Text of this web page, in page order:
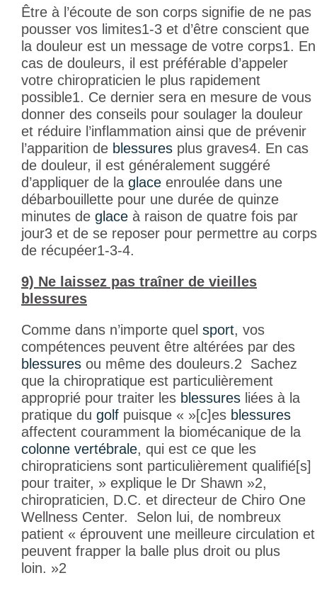
Être à l’écoute de son corps signifie de ne pas
pousser vos limites1-3 et d’être conscient que
la douleur est un message de votre corps1. En
cas de douleurs, il est préférable d’appeler
votre chiropraticien le plus rapidement
possible1. Ce dernier sera en mesure de vous
donner des conseils pour soulager la douleur
et réduire l’inflammation ainsi que de prévenir
l’apparition de blessures plus graves4. En cas
de douleur, il est généralement suggéré
d’appliquer de la glace enroulée dans une
débarbouillette pour une durée de quinze
minutes de glace à raison de quatre fois par
jour3 et de se reposer pour permettre au corps
de récupéer1-3-4.
9) Ne laissez pas traîner de vieilles
blessures
Comme dans n’importe quel sport, vos
compétences peuvent être altérées par des
blessures ou même des douleurs.2 Sachez
que la chiropratique est particulièrement
approprié pour traiter les blessures liées à la
pratique du golf puisque « »[c]es blessures
affectent couramment la biomécanique de la
colonne vertébrale, qui est ce que les
chiropraticiens sont particulièrement qualifié[s]
pour traiter, » explique le Dr Shawn »2,
chiropraticien, D.C. et directeur de Chiro One
Wellness Center. Selon lui, de nombreux
patient « éprouvent une meilleure circulation et
peuvent frapper la balle plus droit ou plus
loin. »2